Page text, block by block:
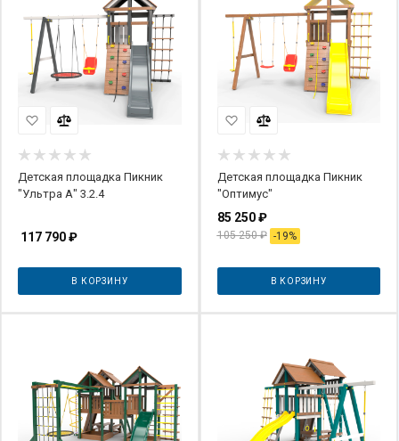
Детская площадка Пикник
"Ультра А" 3.2.4
117 790₽
В КОРЗИНУ
Детская площадка Пикник
"Оптимус"
85 250₽
105 250₽ -19%
В КОРЗИНУ